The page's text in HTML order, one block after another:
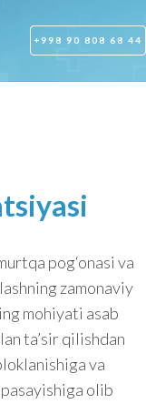
+998 90 808 68 44
pog‘onasi va
zamonaviy
mohiyati asab
ta’sir qilishdan
va
olib